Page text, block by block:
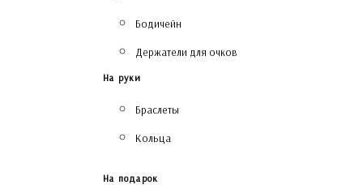
Бодичейн
Держатели для очков
На руки
Браслеты
Кольца
На подарок